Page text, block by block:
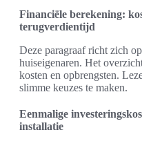
Financiële berekening:
terugverdientijd
Deze paragraaf richt zich
huiseigenaren. Het
kosten en opbrengsten.
slimme keuzes te maken.
Eenmalige
installatie